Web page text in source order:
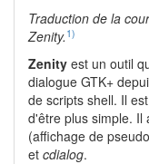
Traduction de la
Zenity. 1)
Zenity est un outil
dialogue GTK+
de scripts shell. Il
d'être plus simple. Il
(affichage de
et cdialog.